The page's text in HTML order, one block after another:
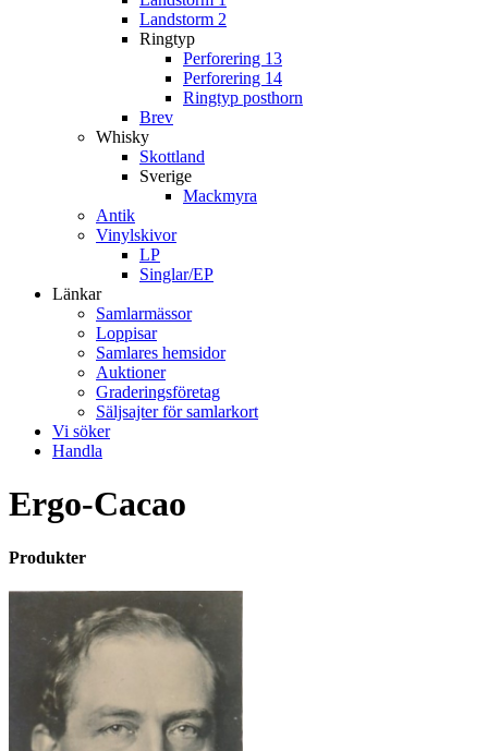
Landstorm 2
Ringtyp
Perforering 13
Perforering 14
Ringtyp posthorn
Brev
Whisky
Skottland
Sverige
Mackmyra
Antik
Vinylskivor
LP
Singlar/EP
Länkar
Samlarmässor
Loppisar
Samlares hemsidor
Auktioner
Graderingsföretag
Säljsajter för samlarkort
Vi söker
Handla
Ergo-Cacao
Produkter